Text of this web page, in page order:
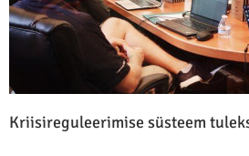
Kriisireguleerimise süsteem